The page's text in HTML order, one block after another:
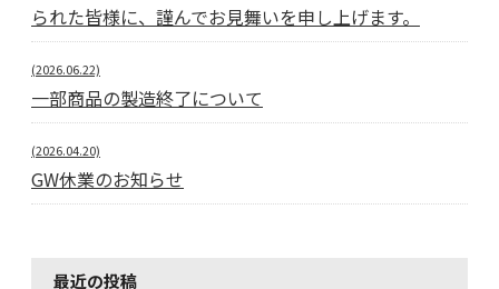
られた皆様に、謹んでお見舞いを申し上げます。
(2026.06.22)
一部商品の製造終了について
(2026.04.20)
GW休業のお知らせ
最近の投稿